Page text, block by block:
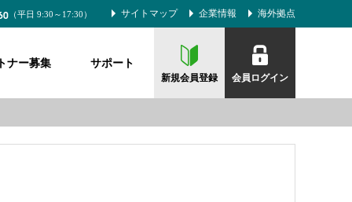
（平日 9:30～17:30） サイトマップ 企業情報 海外拠点
新規会員登録 会員ログイン
ナー募集 サポート